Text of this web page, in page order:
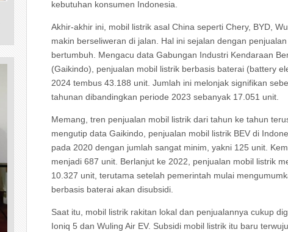
kebutuhan konsumen Indonesia.
Akhir-akhir ini, mobil listrik asal China seperti Chery, BYD,
makin berseliweran di jalan. Hal ini sejalan dengan
bertumbuh. Mengacu data Gabungan Industri Kendaraan
(Gaikindo), penjualan mobil listrik berbasis baterai (battery
2024 tembus 43.188 unit. Jumlah ini melonjak signifikan
tahunan dibandingkan periode 2023 sebanyak 17.051 unit.
Memang, tren penjualan mobil listrik dari tahun ke tahun
mengutip data Gaikindo, penjualan mobil listrik BEV di
pada 2020 dengan jumlah sangat minim, yakni 125 unit.
menjadi 687 unit. Berlanjut ke 2022, penjualan mobil listrik
10.327 unit, terutama setelah pemerintah mulai
berbasis baterai akan disubsidi.
Saat itu, mobil listrik rakitan lokal dan penjualannya cukup
Ioniq 5 dan Wuling Air EV. Subsidi mobil listrik itu baru